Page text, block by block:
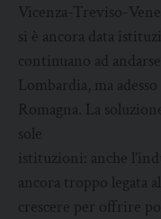
Vicenza-Treviso-
si è ancora data
continuano ad
Lombardia, ma
Romagna. La
sole
istituzioni: anche
ancora troppo legata
crescere per offrire